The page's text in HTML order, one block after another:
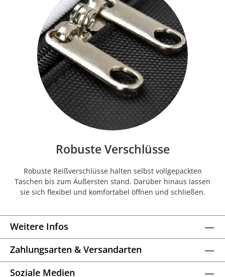
Robuste Verschlüsse
Robuste Reißverschlüsse halten selbst vollgepackten
Taschen bis zum Äußersten stand. Darüber hinaus lassen
sie sich flexibel und komfortabel öffnen und schließen.
Weitere Infos
Zahlungsarten & Versandarten
Soziale Medien